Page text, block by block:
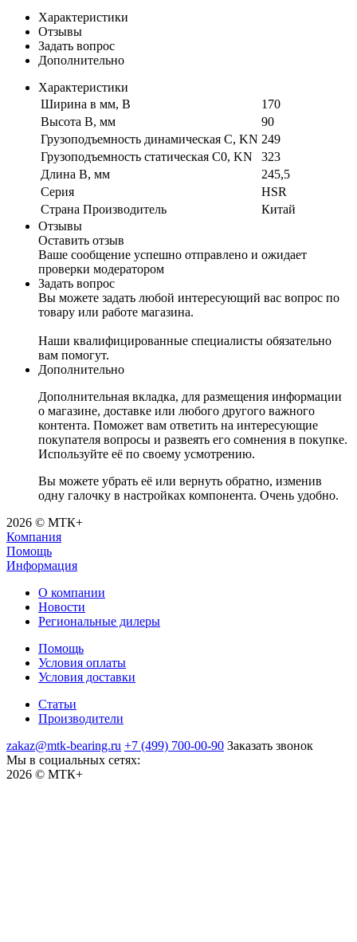
Характеристики
Отзывы
Задать вопрос
Дополнительно
Характеристики
Ширина в мм, B
170
Высота B, мм
90
Грузоподъемность динамическая C, KN 249
Грузоподъемность статическая C0, KN
323
Длина B, мм
245,5
Серия
HSR
Страна Производитель
Китай
Отзывы
Оставить отзыв
Ваше сообщение успешно отправлено и ожидает
проверки модератором
Задать вопрос
Вы можете задать любой интересующий вас вопрос по
товару или работе магазина.
Наши квалифицированные специалисты обязательно
вам помогут.
Дополнительно
Дополнительная вкладка, для размещения информации
о магазине, доставке или любого другого важного
контента. Поможет вам ответить на интересующие
покупателя вопросы и развеять его сомнения в покупке.
Используйте её по своему усмотрению.
Вы можете убрать её или вернуть обратно, изменив
одну галочку в настройках компонента. Очень удобно.
2026 © МТК+
Компания
Помощь
Информация
О компании
Новости
Региональные дилеры
Помощь
Условия оплаты
Условия доставки
Статьи
Производители
zakaz@mtk-bearing.ru +7 (499) 700-00-90 Заказать звонок
Мы в социальных сетях:
2026 © МТК+